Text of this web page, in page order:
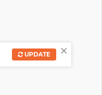
×
UPDATE